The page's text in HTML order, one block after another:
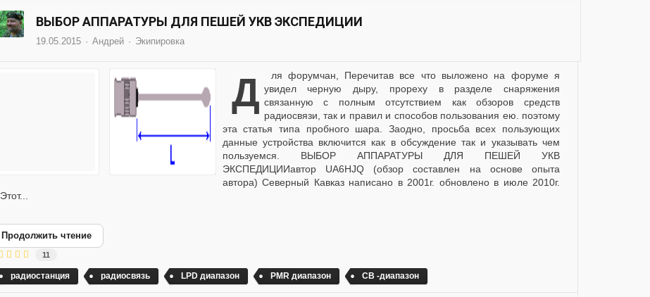
ВЫБОР АППАРАТУРЫ ДЛЯ ПЕШЕЙ УКВ ЭКСПЕДИЦИИ
19.05.2015 Андрей Экипировка
для форумчан, Перечитав все что выложено на форуме я увидел черную дыру, прореху в разделе снаряжения
связанную с полным отсутствием как обзоров средств
радиосвязи, так и правил и способов пользования ею. поэтому
эта статья типа пробного шара. Заодно, просьба всех пользующих
данные устройства включится как в обсуждение так и указывать чем
пользуемся. ВЫБОР АППАРАТУРЫ ДЛЯ ПЕШЕЙ УКВ
ЭКСПЕДИЦИИавтор UA6HJQ (обзор составлен на основе опыта
автора) Северный Кавказ написано в 2001г. обновлено в июле 2010г.
Этот...
Продолжить чтение
11
радиостанция радиосвязь LPD диапазон PMR диапазон СВ -диапазон